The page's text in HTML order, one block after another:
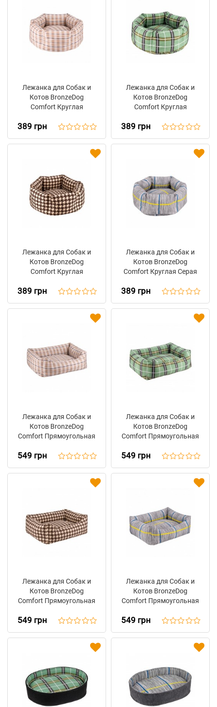
Лежанка для Собак и
Котов BronzeDog
Comfort Круглая
389 грн
Лежанка для Собак и
Котов BronzeDog
Comfort Круглая
389 грн
Лежанка для Собак и
Котов BronzeDog
Comfort Круглая
389 грн
Лежанка для Собак и
Котов BronzeDog
Comfort Круглая Серая
389 грн
Лежанка для Собак и
Котов BronzeDog
Comfort Прямоугольная
549 грн
Лежанка для Собак и
Котов BronzeDog
Comfort Прямоугольная
549 грн
Лежанка для Собак и
Котов BronzeDog
Comfort Прямоугольная
549 грн
Лежанка для Собак и
Котов BronzeDog
Comfort Прямоугольная
549 грн